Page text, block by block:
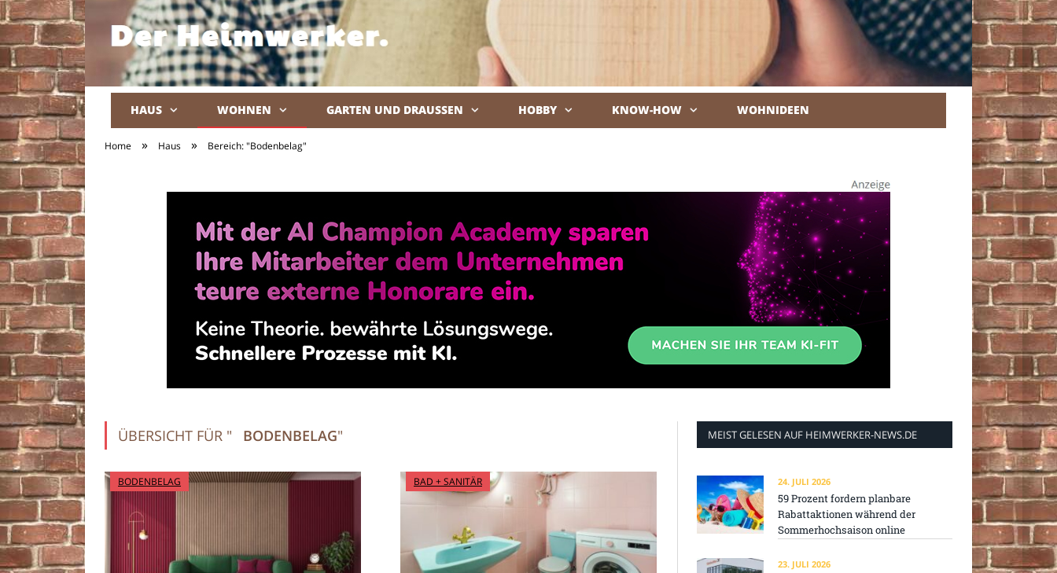
HAUS WOHNEN GARTEN UND DRAUSSEN HOBBY KNOW-HOW WOHNIDEEN
Home » Haus » Bereich: "Bodenbelag"
ÜBERSICHT FÜR " BODENBELAG"
BODENBELAG BAD + SANITÄR
MEIST GELESEN AUF HEIMWERKER-NEWS.DE
24. JULI 2026
59 Prozent fordern planbare
Rabattaktionen während der
Sommerhochsaison online
23. JULI 2026